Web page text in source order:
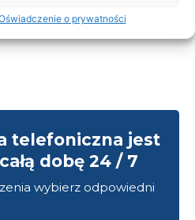
o prywatności
telefoniczna jest
dobę 24 / 7
wybierz odpowiedni